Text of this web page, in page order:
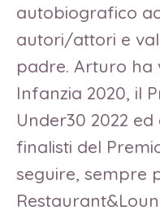
autobiografico
autori/attori e
padre. Arturo ha
Infanzia 2020, il
Under30 2022
finalisti del
seguire, sempre